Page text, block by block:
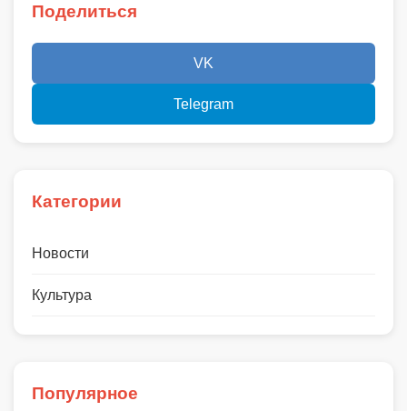
Поделиться
VK
Telegram
Категории
Новости
Культура
Популярное